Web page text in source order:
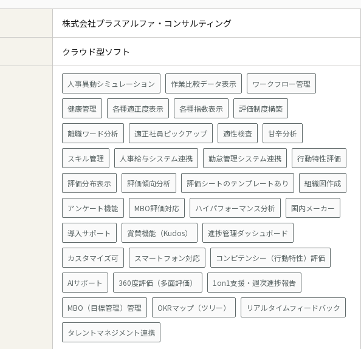
株式会社プラスアルファ・コンサルティング
クラウド型ソフト
人事異動シミュレーション 作業比較データ表示 ワークフロー管理
健康管理 各種適正度表示 各種指数表示 評価制度構築
離職ワード分析 適正社員ピックアップ 適性検査 甘辛分析
スキル管理 人事給与システム連携 勤怠管理システム連携 行動特性評価
評価分布表示 評価傾向分析 評価シートのテンプレートあり 組織図作成
アンケート機能 MBO評価対応 ハイパフォーマンス分析 国内メーカー
導入サポート 賞賛機能（Kudos） 進捗管理ダッシュボード
カスタマイズ可 スマートフォン対応 コンピテンシー（行動特性）評価
AIサポート 360度評価（多面評価） 1on1支援・週次進捗報告
MBO（目標管理）管理 OKRマップ（ツリー） リアルタイムフィードバック
タレントマネジメント連携